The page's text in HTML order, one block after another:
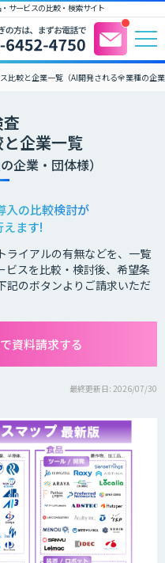
サービスの比較・検索サイト
比較と企業一覧（AI開発される全業種の企
企業一覧
企業・団体様）
入の比較検討が
えます!
ライアルの有無などを、一覧
ビスを比較・検討後、希望条
記のボタンよりご請求いただ
資料請求する
最終更新日: 2026/07/30